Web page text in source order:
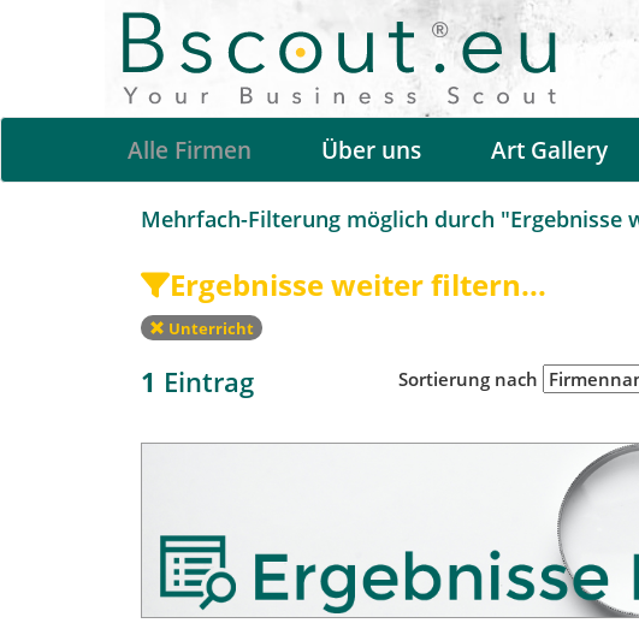
Alle Firmen Über uns Art Gallery
Mehrfach-Filterung möglich durch "Ergebnisse
Ergebnisse weiter filtern...
Unterricht
1 Eintrag Sortierung nach